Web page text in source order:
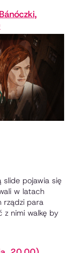
pojawia się
w latach
rządzi para
z nimi walkę by